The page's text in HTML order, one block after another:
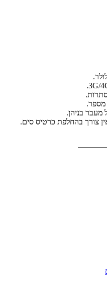
מעבר בניהן.
צורך בהחלפת כרטיס סים.